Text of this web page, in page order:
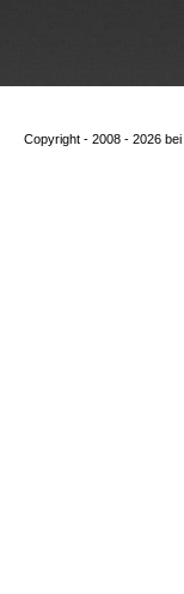
Copyright - 2008 - 2026 bei